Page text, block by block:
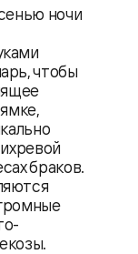
ночи
чтобы
браков.